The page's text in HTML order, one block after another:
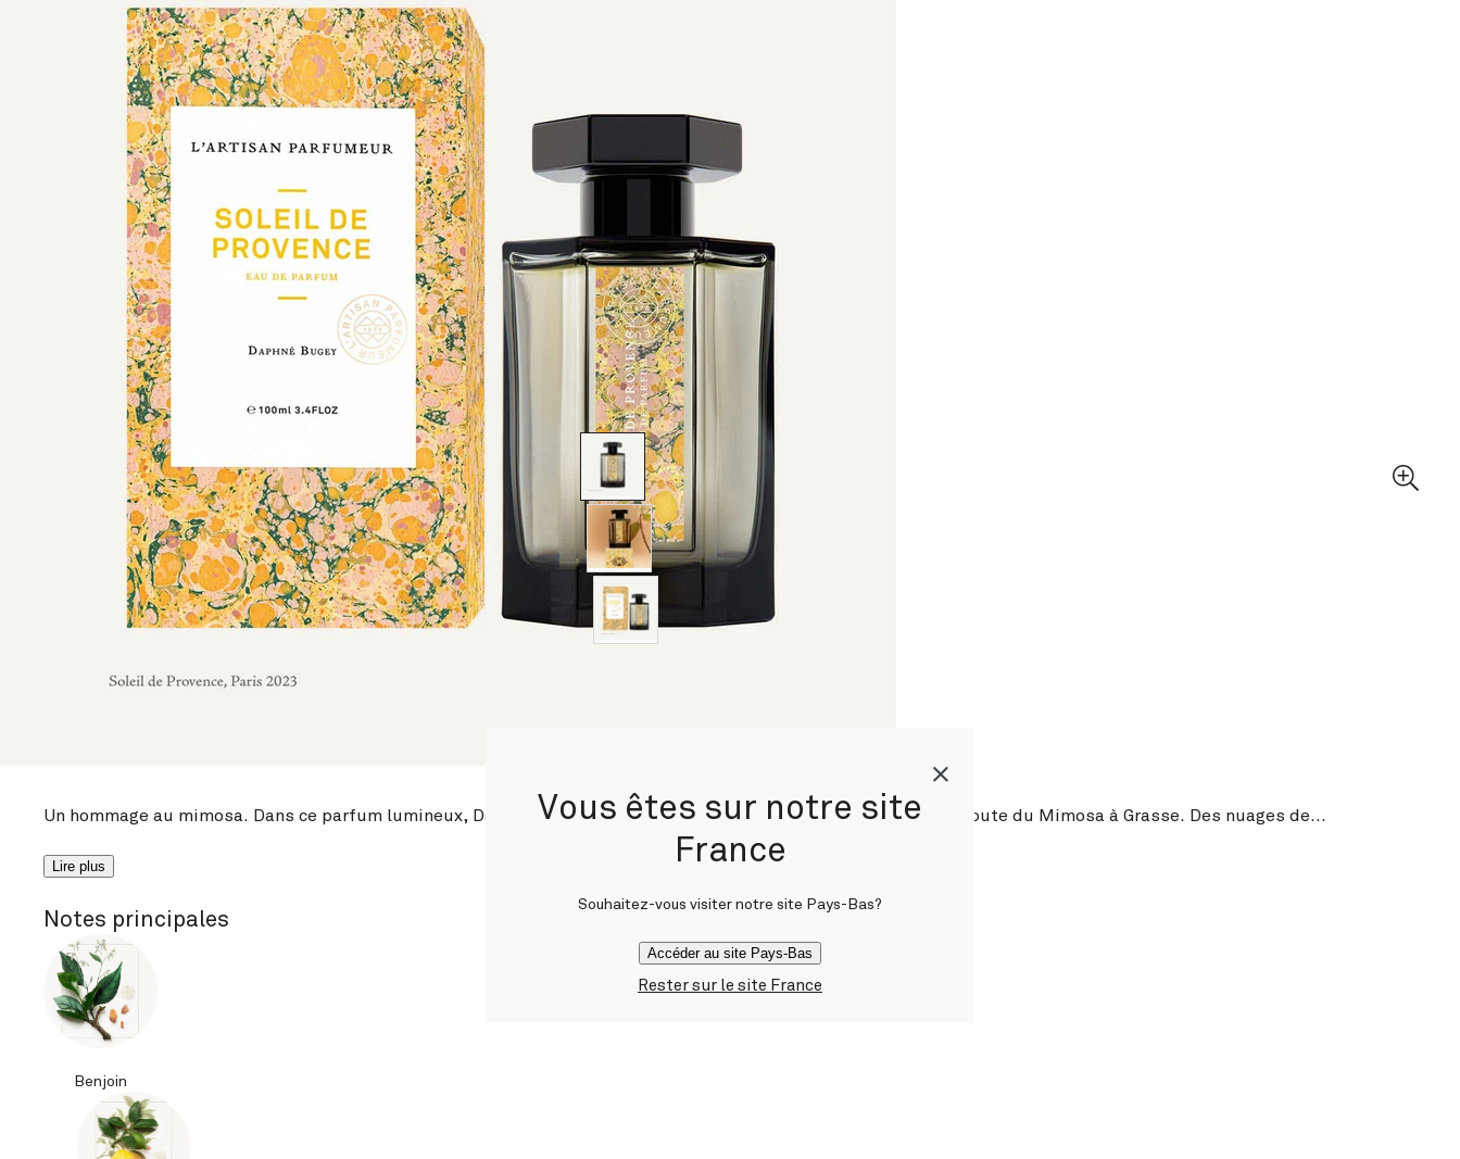
INCONTOURNABLE
Soleil de Provence
Par Daphné Bugey
Un hommage au mimosa. Dans ce parfum lumineux, Daphné Bugey nous fait vivre une balade ensoleillée sur la Route du Mimosa à Grasse. Des nuages de…
Lire plus
Notes principales
Benjoin
Vous êtes sur notre site
France
Souhaitez-vous visiter notre site Pays-Bas?
Accéder au site Pays-Bas
Rester sur le site France